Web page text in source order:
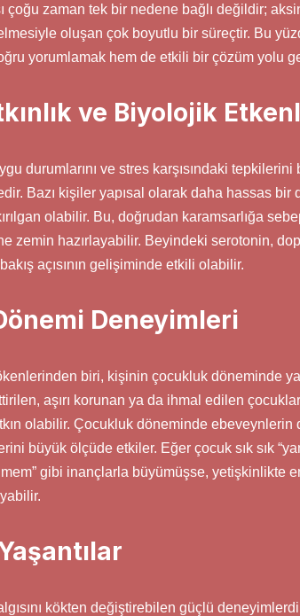
çoğu zaman tek bir nedene bağlı değildir;
oluşan çok boyutlu bir süreçtir. Bu
yorumlamak hem de etkili bir çözüm yolu
ve Biyolojik
durumlarını ve stres karşısındaki
Bazı kişiler yapısal olarak daha hassas
olabilir. Bu, doğrudan karamsarlığa
zemin hazırlayabilir. Beyindeki serotonin,
açısının gelişiminde etkili olabilir.
Deneyimleri
biri, kişinin çocukluk döneminde
aşırı korunan ya da ihmal edilen
olabilir. Çocukluk döneminde
büyük ölçüde etkiler. Eğer çocuk sık sık
gibi inançlarla büyümüşse, yetişkinlikte
kökten değiştirebilen güçlü